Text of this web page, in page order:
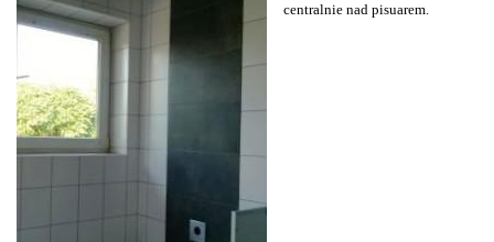
centralnie nad pisuarem.